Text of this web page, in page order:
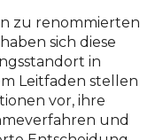
zu renommierten
sich diese
in
Leitfaden stellen
vor, ihre
und